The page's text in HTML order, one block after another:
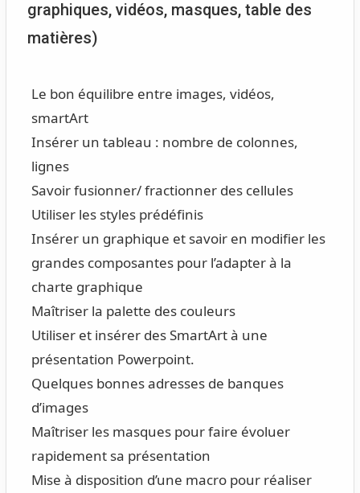
graphiques, vidéos, masques, table des
matières)
Le bon équilibre entre images, vidéos,
smartArt
Insérer un tableau : nombre de colonnes,
lignes
Savoir fusionner/ fractionner des cellules
Utiliser les styles prédéfinis
Insérer un graphique et savoir en modifier les
grandes composantes pour l’adapter à la
charte graphique
Maîtriser la palette des couleurs
Utiliser et insérer des SmartArt à une
présentation Powerpoint.
Quelques bonnes adresses de banques
d’images
Maîtriser les masques pour faire évoluer
rapidement sa présentation
Mise à disposition d’une macro pour réaliser